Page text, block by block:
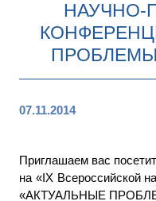
НАУЧНО-
07.11.2014
Приглашаем вас
на «IX Всероссийской
«АКТУАЛЬНЫЕ